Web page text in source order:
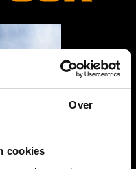
Over
cookies